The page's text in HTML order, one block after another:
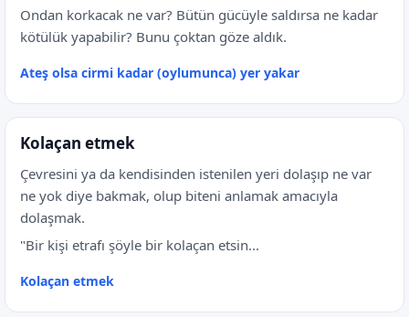
Ondan korkacak ne var? Bütün gücüyle saldırsa ne kadar
kötülük yapabilir? Bunu çoktan göze aldık.
Ateş olsa cirmi kadar (oylumunca) yer yakar
Kolaçan etmek
Çevresini ya da kendisinden istenilen yeri dolaşıp ne var
ne yok diye bakmak, olup biteni anlamak amacıyla
dolaşmak.
"Bir kişi etrafı şöyle bir kolaçan etsin...
Kolaçan etmek